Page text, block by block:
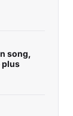
song,
plus